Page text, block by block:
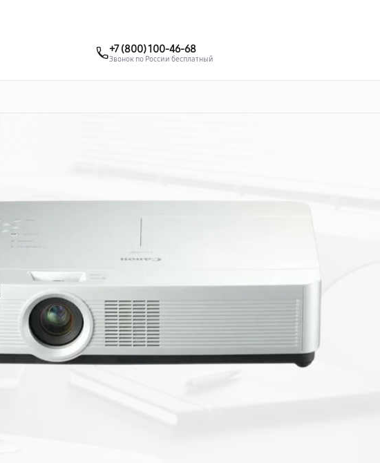
+7 (800) 100-46-68
Звонок по России бесплатный